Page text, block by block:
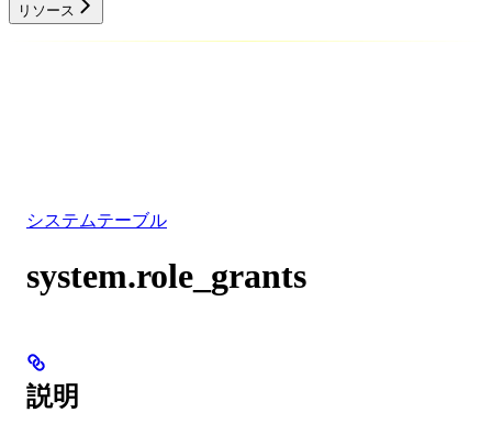
リソース
システムテーブル
system.role_grants
説明